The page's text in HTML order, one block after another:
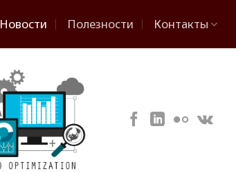
Новости Полезности Контакты